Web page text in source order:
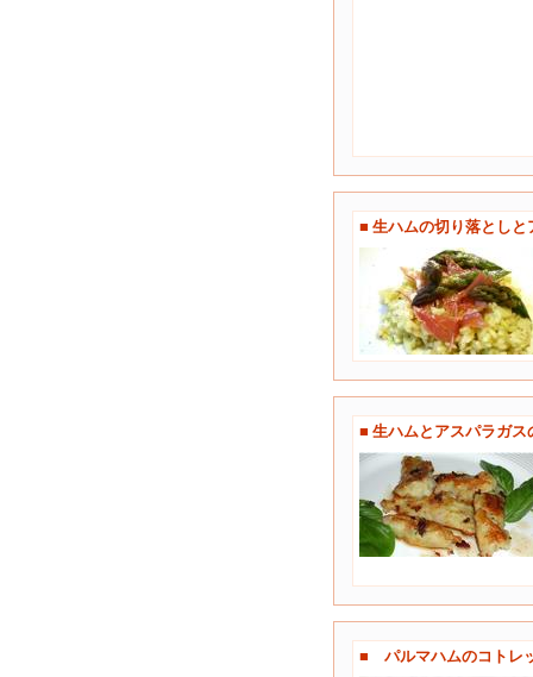
■ 生ハムの切り落としと
■ 生ハムとアスパラガ
■ パルマハムのコトレ